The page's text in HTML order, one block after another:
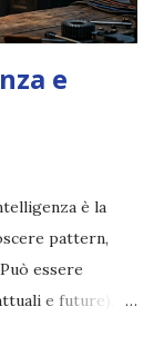
e
è la
pattern,
essere
e future),